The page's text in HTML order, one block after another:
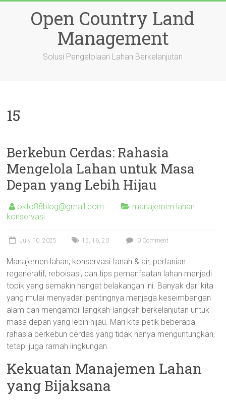
Open Country Land
Management
Solusi Pengelolaan Lahan Berkelanjutan
15
Berkebun Cerdas: Rahasia
Mengelola Lahan untuk Masa
Depan yang Lebih Hijau
okto88blog@gmail.com
manajemen lahan
konservasi
July 10, 2025 15, 16,20 0 Comment
Manajemen lahan, konservasi tanah & air, pertanian
regeneratif, reboisasi, dan tips pemanfaatan lahan menjadi
topik yang semakin hangat belakangan ini. Banyak dari kita
yang mulai menyadari pentingnya menjaga keseimbangan
alam dan mengambil langkah-langkah berkelanjutan untuk
masa depan yang lebih hijau. Mari kita petik beberapa
rahasia berkebun cerdas yang tidak hanya menguntungkan,
tetapi juga ramah lingkungan.
Kekuatan Manajemen Lahan
yang Bijaksana